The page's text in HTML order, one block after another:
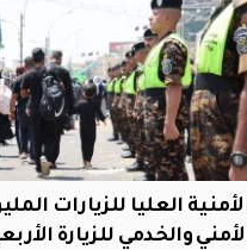
العليا للزيارات
والخدمي للزيارة